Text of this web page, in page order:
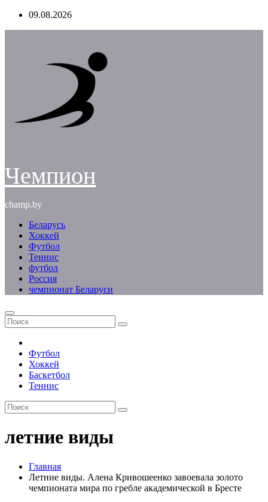
Перейти09.08.2026
Чемпион
champ.by
Беларусь
Хоккей
Футбол
Теннис
футбол
Россия
чемпионат Беларуси
Футбол
Хоккей
Баскетбол
Теннис
летние виды
Главная
Летние виды. Алена Кривошеенко завоевала золото
чемпионата мира по гребле академической в Бресте